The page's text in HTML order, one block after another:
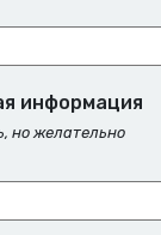
информация
но желательно